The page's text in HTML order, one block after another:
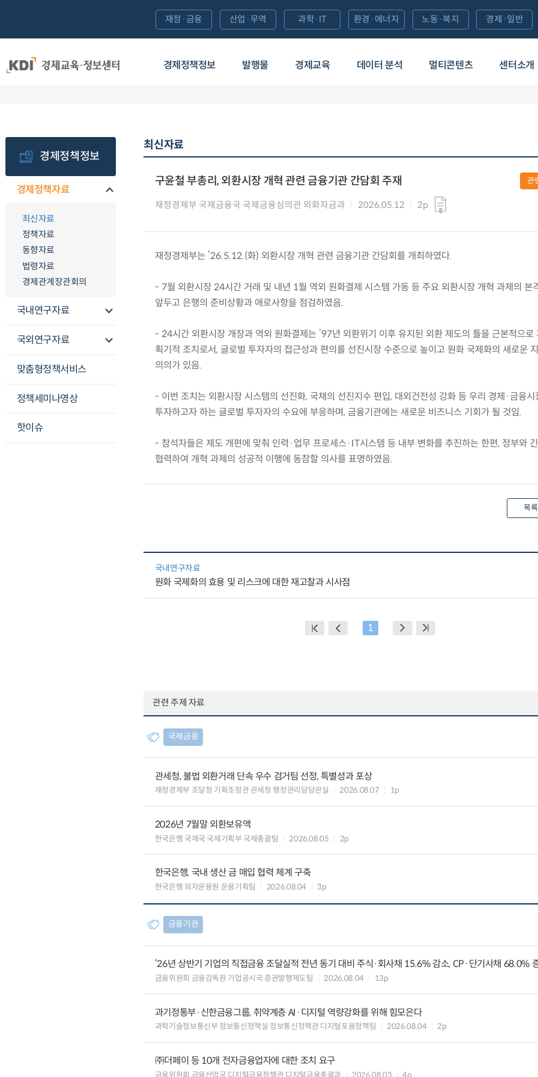
경제정책정보 발행물 경제교육 데이터 분석 멀티콘텐츠 센터소개
재정·금융 산업·무역 과학·IT 환경·에너지 노동·복지 경제·일반
경제정책정보
경제정책자료
최신자료
정책자료
동향자료
법령자료
경제관계장관회의
국내연구자료
국외연구자료
맞춤형정책서비스
정책세미나영상
핫이슈
최신자료
구윤철 부총리, 외환시장 개혁 관련 금융기관 간담회 주재
재정경제부 국제금융국 국제금융심의관 외화자금과 2026.05.12 2p
관
재정경제부는 ’26.5.12.(화) 외환시장 개혁 관련 금융기관 간담회를 개최하였다.
- 7월 외환시장 24시간 거래 및 내년 1월 역외 원화결제 시스템 가동 등 주요 외환시장 개혁 과제의 본
앞두고 은행의 준비상황과 애로사항을 점검하였음.
- 24시간 외환시장 개장과 역외 원화결제는 ’97년 외환위기 이후 유지된 외환 제도의 틀을 근본적으로
획기적 조치로서, 글로벌 투자자의 접근성과 편의를 선진시장 수준으로 높이고 원화 국제화의 새로운
의의가 있음.
- 이번 조치는 외환시장 시스템의 선진화, 국채의 선진지수 편입, 대외건전성 강화 등 우리 경제·금융시
투자하고자 하는 글로벌 투자자의 수요에 부응하며, 금융기관에는 새로운 비즈니스 기회가 될 것임.
- 참석자들은 제도 개편에 맞춰 인력·업무 프로세스·IT시스템 등 내부 변화를 추진하는 한편, 정부와
협력하여 개혁 과제의 성공적 이행에 동참할 의사를 표명하였음.
목
국내연구자료
원화 국제화의 효용 및 리스크에 대한 재고찰과 시사점
1
관련 주제 자료
국제금융
관세청, 불법 외환거래 단속 우수 검거팀 선정, 특별성과 포상
재정경제부 조달청 기획조정관 관세청 행정관리담당관실 2026.08.07 1p
2026년 7월말 외환보유액
한국은행 국제국 국제기획부 국제총괄팀 2026.08.05 2p
한국은행, 국내 생산 금 매입 협력 체계 구축
한국은행 외자운용원 운용기획팀 2026.08.04 3p
금융기관
‘26년 상반기 기업의 직접금융 조달실적 전년 동기 대비 주식·회사채 15.6% 감소, CP·단기사채 68.0%
금융위원회 금융감독원 기업공시국 증권발행제도팀 2026.08.04 13p
과기정통부·신한금융그룹, 취약계층 AI·디지털 역량강화를 위해 힘모은다
과학기술정보통신부 정보통신정책실 정보통신정책관 디지털포용정책팀 2026.08.04 2p
㈜더페이 등 10개 전자금융업자에 대한 조치 요구
금융위원회 금융산업국 디지털금융정책관 디지털금융총괄과 2026.08.03 4p